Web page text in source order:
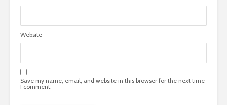
Website
Save my name, email, and website in this browser for the next time
I comment.